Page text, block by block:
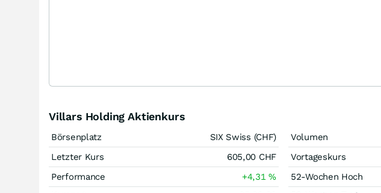
Villars Holding Aktienkurs
Börsenplatz
SIX Swiss (CHF)
Letzter Kurs
605,00 CHF
Performance
+4,31%
Volumen
Vortageskurs
52-Wochen Hoch